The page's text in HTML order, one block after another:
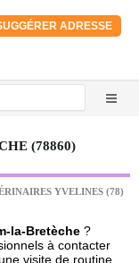
ADRESSE
(78860)
YVELINES (78)
la-Bretèche ?
à contacter
visite de routine.